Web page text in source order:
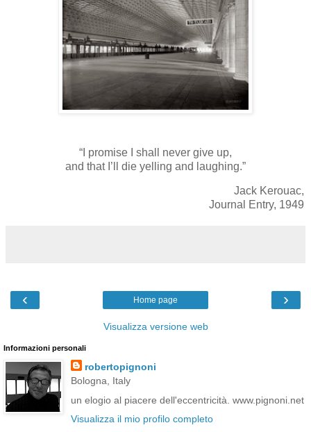
“I promise I shall never give up,
and that I’ll die yelling and laughing.”
Jack Kerouac,
Journal Entry, 1949
‹ ›
Home page
Visualizza versione web
Informazioni personali
robertopignoni
Bologna, Italy
un elogio al piacere dell'eccentricità. www.pignoni.net
Visualizza il mio profilo completo